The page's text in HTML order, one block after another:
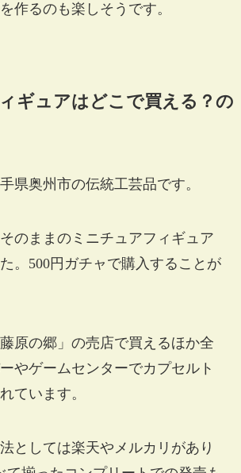
作るのも楽しそうです。
ギュアはどこで買える？の
県奥州市の伝統工芸品です。
のままのミニチュアフィギュア
。500円ガチャで購入することが
原の郷」の売店で買えるほか全
やゲームセンターでカプセルト
ています。
としては楽天やメルカリがあり